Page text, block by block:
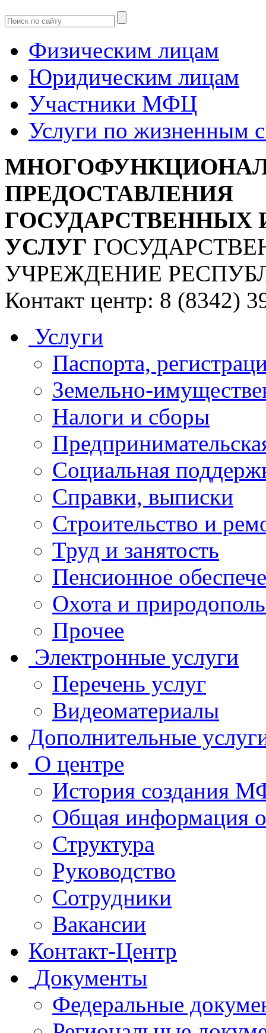
Физическим лицам
Юридическим лицам
Участники МФЦ
Услуги по жизненным
ПРЕДОСТАВЛЕНИЯ
УСЛУГ
УЧРЕЖДЕНИЕ
Контакт центр: 8 (8342)
Услуги
Паспорта,
Земельно-
Налоги и сборы
Социальная
Справки, выписки
Строительство и
Труд и занятость
Пенсионное
Охота и
Прочее
Электронные услуги
Перечень услуг
Видеоматериалы
Дополнительные
О центре
История создания
Общая
Структура
Руководство
Сотрудники
Вакансии
Контакт-Центр
Документы
Федеральные